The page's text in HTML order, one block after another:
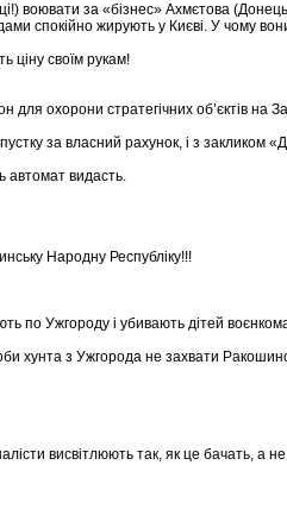
воювати за «бізнес» Ахмєтова
спокійно жирують у Києві. У чому
ціну своїм рукам!
для охорони стратегічних об’єктів на
за власний рахунок, і з закликом
автомат видасть.
Народну Республіку!!!
по Ужгороду і убивають дітей
хунта з Ужгорода не захвати
висвітлюють так, як це бачать, а